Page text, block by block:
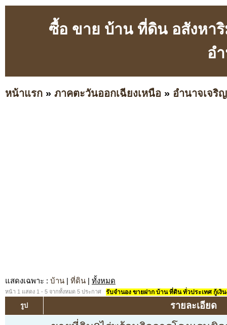
ซื้อ ขาย บ้าน ที่ดิน อสังหา
อ
หน้าแรก » ภาคตะวันออกเฉียงเหนือ » อำนาจเจริญ
แสดงเฉพาะ : บ้าน | ที่ดิน | ทั้งหมด
หน้า 1 แสดง 1 - 5 จากทั้งหมด 5 ประกาศ รับจำนอง ขายฝาก บ้าน ที่ดิน ทั่วประเทศ กู้เงิ
รูป รายละเอียด